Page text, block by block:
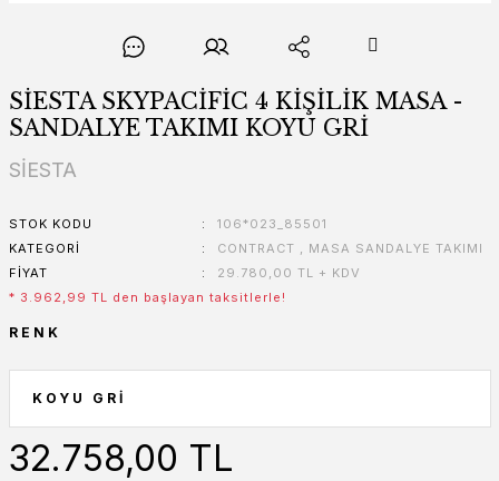
SİESTA SKYPACİFİC 4 KİŞİLİK MASA -
SANDALYE TAKIMI KOYU GRİ
SİESTA
STOK KODU
106*023_85501
KATEGORI
CONTRACT , MASA SANDALYE TAKIMI
FIYAT
29.780,00 TL + KDV
* 3.962,99 TL den başlayan taksitlerle!
RENK
32.758,00 TL